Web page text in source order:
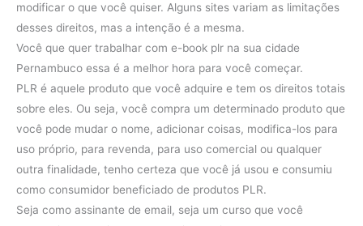
modificar o que você quiser. Alguns sites variam as limitações
desses direitos, mas a intenção é a mesma.
Você que quer trabalhar com e-book plr na sua cidade
Pernambuco essa é a melhor hora para você começar.
PLR é aquele produto que você adquire e tem os direitos totais
sobre eles. Ou seja, você compra um determinado produto que
você pode mudar o nome, adicionar coisas, modifica-los para
uso próprio, para revenda, para uso comercial ou qualquer
outra finalidade, tenho certeza que você já usou e consumiu
como consumidor beneficiado de produtos PLR.
Seja como assinante de email, seja um curso que você